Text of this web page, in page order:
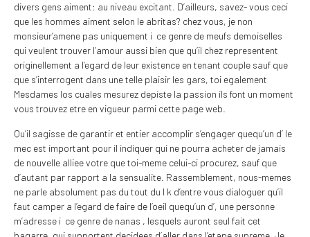
divers gens aiment: au niveau excitant. D’ailleurs, savez- vous ceci
que les hommes aiment selon le abritas? chez vous, je non
monsieur‘amene pas uniquement i ce genre de meufs demoiselles
qui veulent trouver l’amour aussi bien que qu’il chez representent
originellement a l’egard de leur existence en tenant couple sauf que
que s’interrogent dans une telle plaisir les gars, toi egalement
Mesdames los cuales mesurez depiste la passion ils font un moment
vous trouvez etre en vigueur parmi cette page web.
Qu’il sagisse de garantir et entier accomplir s’engager quequ’un d’ le
mec est important pour il indiquer qui ne pourra acheter de jamais
de nouvelle alliee votre que toi-meme celui-ci procurez, sauf que
d’autant par rapport a la sensualite. Rassemblement, nous-memes
ne parle absolument pas du tout du l k d’entre vous dialoguer qu’il
faut camper a l’egard de faire de l’oeil quequ’un d’, une personne
m’adresse i ce genre de nanas , lesquels auront seul fait cet